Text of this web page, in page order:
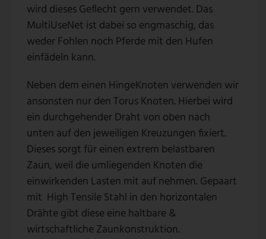
wird dieses Geflecht gern verwendet. Das
MultiUseNet ist dabei so engmaschig, das
weder Fohlen noch Pferde mit den Hufen
einfädeln kann.
Neben dem einen HingeKnoten verwenden wir
ansonsten nur den Torus Knoten. Hierbei wird
ein durchgehender Draht von oben nach
unten auf den jeweiligen Kreuzungen fixiert.
Dieses sorgt für einen extrem belastbaren
Zaun, weil die umliegenden Knoten die
einwirkenden Lasten mit auf nehmen. Gepaart
mit High Tensile Stahl in den horizontalen
Drähte gibt diese eine haltbare &
wirtschaftliche Zaunkonstruktion.